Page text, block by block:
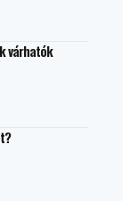
várhatók